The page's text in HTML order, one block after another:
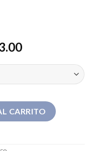
CARRITO